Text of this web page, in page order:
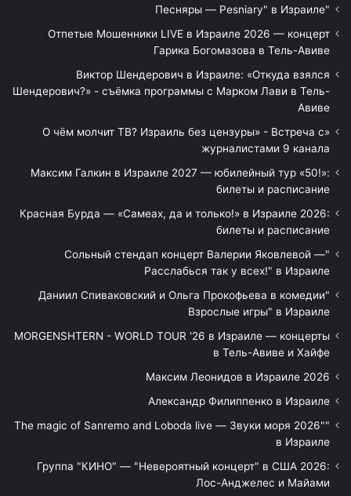
"Песняры — Pesniary" в Израиле
Отпетые Мошенники LIVE в Израиле 2026 — концерт
Гарика Богомазова в Тель-Авиве
Виктор Шендерович в Израиле: «Откуда взялся
Шендерович?» - съёмка программы с Марком Лави в Тель-
Авиве
«О чём молчит ТВ? Израиль без цензуры» - Встреча с
журналистами 9 канала
Максим Галкин в Израиле 2027 — юбилейный тур «50!»:
билеты и расписание
Красная Бурда — «Самеах, да и только!» в Израиле 2026:
билеты и расписание
"Сольный стендап концерт Валерии Яковлевой —
Расслабься так у всех!" в Израиле
"Даниил Спиваковский и Ольга Прокофьева в комедии
Взрослые игры" в Израиле
MORGENSHTERN - WORLD TOUR '26 в Израиле — концерты
в Тель-Авиве и Хайфе
Максим Леонидов в Израиле 2026
Александр Филиппенко в Израиле
"The magic of Sanremo and Loboda live — Звуки моря 2026"
в Израиле
Группа "КИНО" — "Невероятный концерт" в США 2026:
Лос-Анджелес и Майами